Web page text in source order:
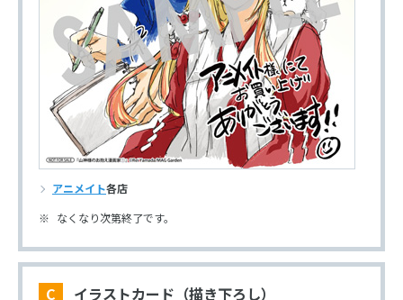
アニメイト各店
なくなり次第終了です。
C イラストカード（描き下ろし）